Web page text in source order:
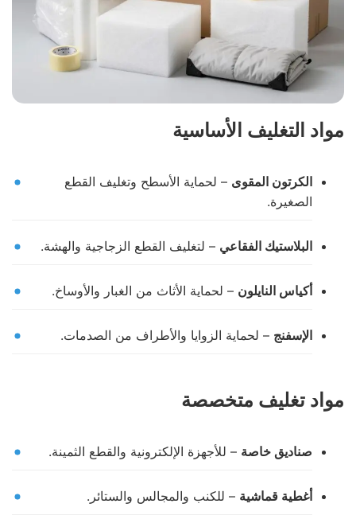
مواد التغليف الأساسية
الكرتون المقوى – لحماية الأسطح وتغليف القطع
الصغيرة.
البلاستيك الفقاعي – لتغليف القطع الزجاجية والهشة.
أكياس النايلون – لحماية الأثاث من الغبار والأوساخ.
الإسفنج – لحماية الزوايا والأطراف من الصدمات.
مواد تغليف متخصصة
صناديق خاصة – للأجهزة الإلكترونية والقطع الثمينة.
أغطية قماشية – للكنب والمجالس والستائر.